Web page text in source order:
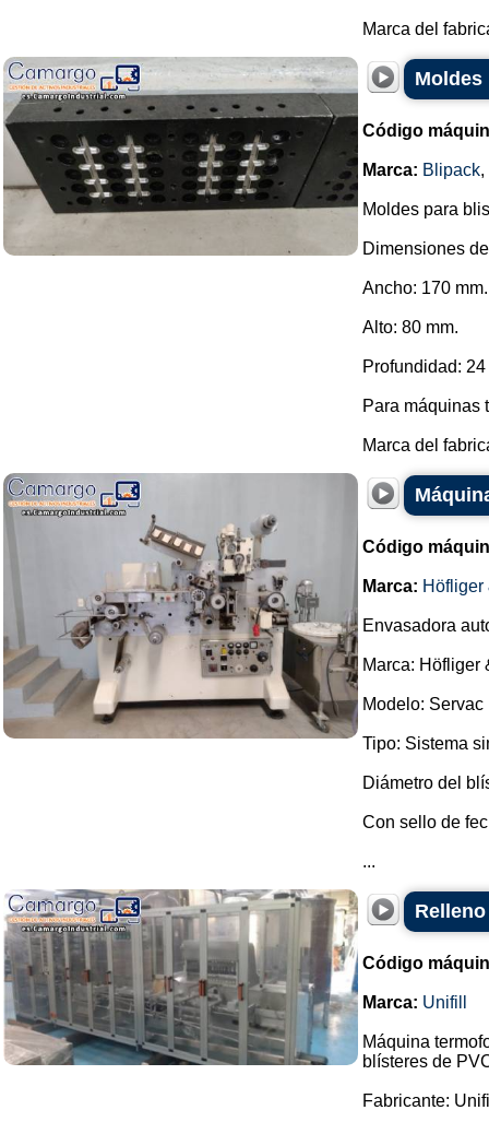
Marca del
Código
Marca: Blipack,
Moldes para
Dimensiones
Ancho: 170 mm.
Alto: 80 mm.
Profundidad: 24
Para máquinas
Marca del
Código
Marca: Höfliger
Envasadora
Marca: Höfliger
Modelo: Servac
Tipo: Sistema
Diámetro del
Con sello de
...
Código
Marca: Unifill
Máquina
blísteres de
Fabricante: